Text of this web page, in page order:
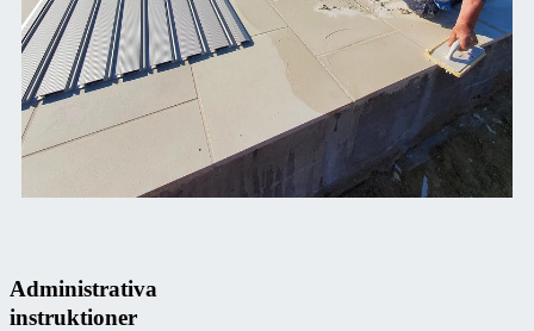
Administrativa
instruktioner